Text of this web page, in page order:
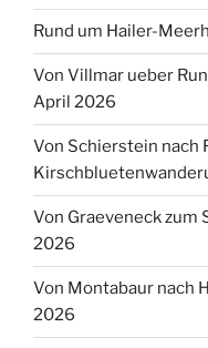
Rund um Hailer-
Von Villmar ueber
April 2026
Von Schierstein nach
Von Graeveneck zum
2026
Von Montabaur nach
2026